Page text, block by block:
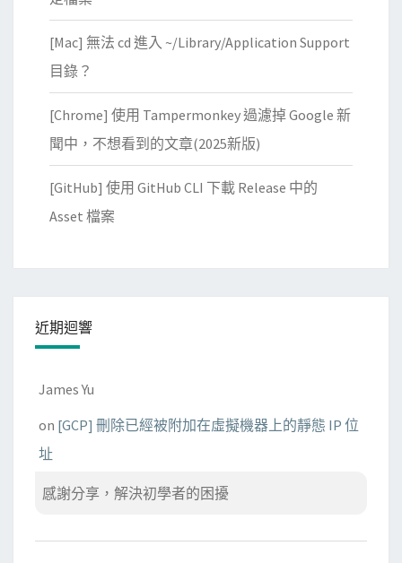
[Mac] 無法 cd 進入 ~/Library/Application Support
目錄？
[Chrome] 使用 Tampermonkey 過濾掉 Google 新
聞中，不想看到的文章(2025新版)
[GitHub] 使用 GitHub CLI 下載 Release 中的
Asset 檔案
近期迴響
James Yu
on [GCP] 刪除已經被附加在虛擬機器上的靜態 IP 位
址
感謝分享，解決初學者的困擾